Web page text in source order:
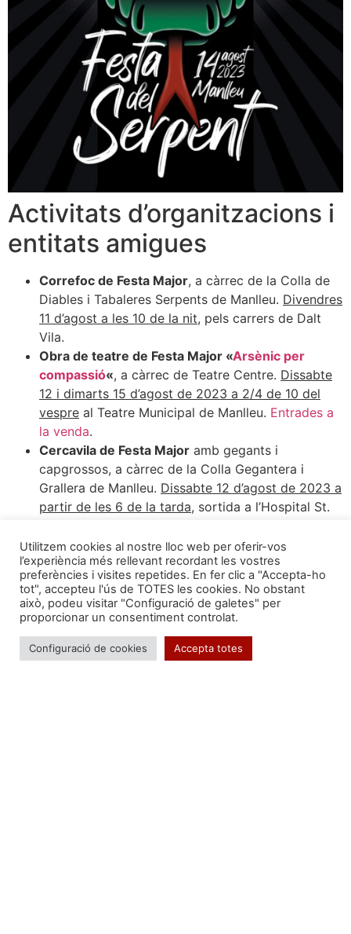
Activitats d’organitzacions i
entitats amigues
Correfoc de Festa Major, a càrrec de la Colla de
Diables i Tabaleres Serpents de Manlleu. Divendres
11 d’agost a les 10 de la nit, pels carrers de Dalt
Vila.
Obra de teatre de Festa Major «Arsènic per
compassió«, a càrrec de Teatre Centre. Dissabte
12 i dimarts 15 d’agost de 2023 a 2/4 de 10 del
vespre al Teatre Municipal de Manlleu. Entrades a
la venda.
Cercavila de Festa Major amb gegants i
capgrossos, a càrrec de la Colla Gegantera i
Grallera de Manlleu. Dissabte 12 d’agost de 2023 a
partir de les 6 de la tarda, sortida a l’Hospital St.
46à edició de la Cursa atlètica popular de Festa
Major, organitzada pel Club Olímpic
Manlleu. Dimarts 15 d’agost a les 10 del matí,
sortida i arribada a la plaça Fra Bernadí.
Utilitzem cookies al nostre lloc web per oferir-vos
l’experiència més rellevant recordant les vostres
preferències i visites repetides. En fer clic a "Accepta-ho
tot", accepteu l'ús de TOTES les cookies. No obstant
això, podeu visitar "Configuració de galetes" per
proporcionar un consentiment controlat.
Configuració de cookies Accepta totes